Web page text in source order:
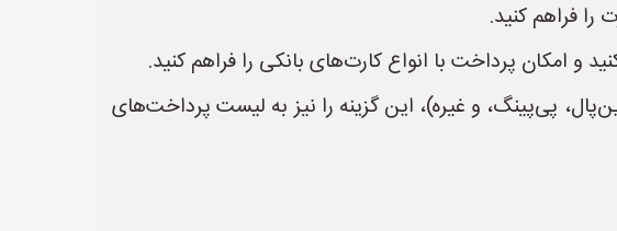
را فراهم کنید.
و امکان پرداخت با انواع کارت‌های بانکی را فراهم کنید.
پی‌پینگ، و غیره)، این گزینه را نیز به لیست پرداخت‌های